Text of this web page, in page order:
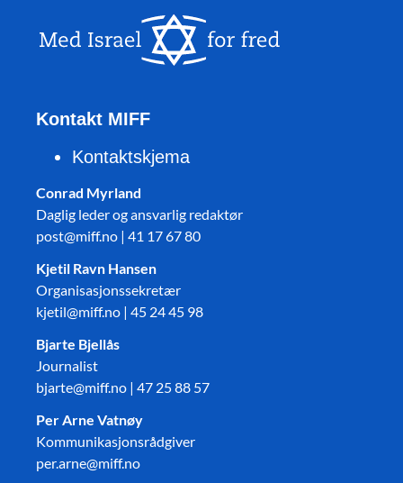
Kontakt MIFF
Kontaktskjema
Conrad Myrland
Daglig leder og ansvarlig redaktør
post@miff.no | 41 17 67 80
Kjetil Ravn Hansen
Organisasjonssekretær
kjetil@miff.no | 45 24 45 98
Bjarte Bjellås
Journalist
bjarte@miff.no | 47 25 88 57
Per Arne Vatnøy
Kommunikasjonsrådgiver
per.arne@miff.no